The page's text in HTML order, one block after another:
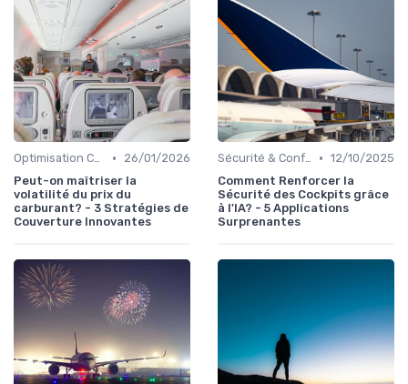
Optimisation Carburant •
26/01/2026
Peut-on maîtriser la
volatilité du prix du
carburant? - 3 Stratégies de
Couverture Innovantes
Sécurité & Conformité • 12/10/2025
Comment Renforcer la
Sécurité des Cockpits grâce
à l'IA? - 5 Applications
Surprenantes